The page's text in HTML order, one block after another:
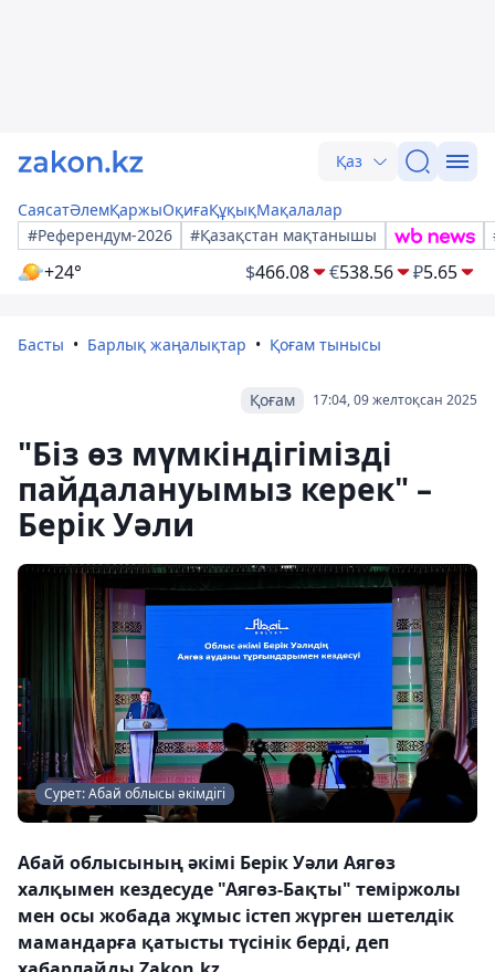
Қаз
СаясатӘлемҚаржыОқиғаҚұқықМақалалар
#Референдум-2026
#Қазақстан мақтанышы
+24° $466.08 €538.56 ₽5.65
Басты Барлық жаңалықтар Қоғам тынысы
17:04, 09 желтоқсан 2025
Қоғам
"Біз өз мүмкіндігімізді
пайдалануымыз керек" –
Берік Уәли
Сурет: Абай облысы әкімдігі
Абай облысының әкімі Берік Уәли Аягөз
халқымен кездесуде "Аягөз-Бақты" теміржолы
мен осы жобада жұмыс істеп жүрген шетелдік
мамандарға қатысты түсінік берді, деп